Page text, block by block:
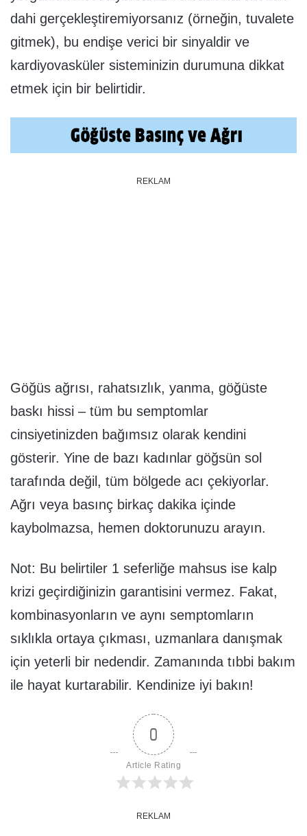
dahi gerçekleştiremiyorsanız (örneğin, tuvalete
gitmek), bu endişe verici bir sinyaldir ve
kardiyovasküler sisteminizin durumuna dikkat
etmek için bir belirtidir.
REKLAM
Göğüs ağrısı, rahatsızlık, yanma, göğüste
baskı hissi – tüm bu semptomlar
cinsiyetinizden bağımsız olarak kendini
gösterir. Yine de bazı kadınlar göğsün sol
tarafında değil, tüm bölgede acı çekiyorlar.
Ağrı veya basınç birkaç dakika içinde
kaybolmazsa, hemen doktorunuzu arayın.
Not: Bu belirtiler 1 seferliğe mahsus ise kalp
krizi geçirdiğinizin garantisini vermez. Fakat,
kombinasyonların ve aynı semptomların
sıklıkla ortaya çıkması, uzmanlara danışmak
için yeterli bir nedendir. Zamanında tıbbi bakım
ile hayat kurtarabilir. Kendinize iyi bakın!
0
Article Rating
REKLAM